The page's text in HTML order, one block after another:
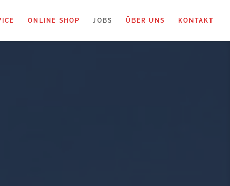
ONLINE SHOP JOBS ÜBER UNS KONTAKT